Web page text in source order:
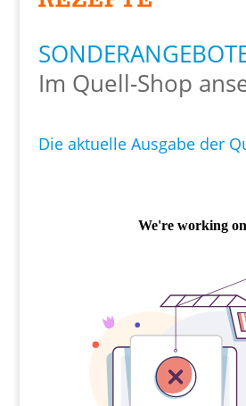
Im Quell-Shop
Die aktuelle Ausgabe der